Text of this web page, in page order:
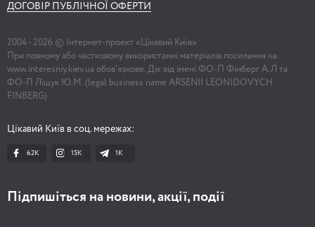
ДОГОВІР ПУБЛІЧНОЇ ОФЕРТИ
2004 - 2026 © Інтернет-проект «Цікавий Київ»
При повному або частковому використанні матеріалів посилання на
www.interesniy.kiev.ua обов'язкове. Діє від імені ФО-П Фінберг А.Л та
ФО-П Ліщук Ю.М. (legal business name ARSENII LEONIDOVYCH
FINBERG)
Цікавий Київ в соц. мережах:
62K 15K 1К
Підпишіться на новини, акції, події